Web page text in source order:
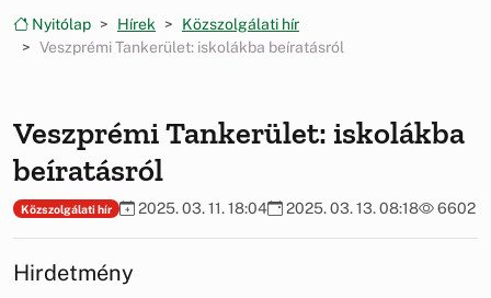
Nyitólap Hírek
Közszolgálati hír
Veszprémi Tankerület: iskolákba beíratásról
Veszprémi Tankerület: iskolákba
beíratásról
Közszolgálati hír 2025. 03. 11. 18:04 2025. 03. 13. 08:18 6602
Hirdetmény